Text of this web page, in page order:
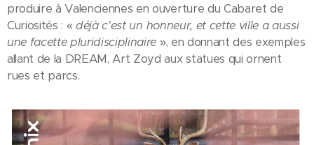
produire à Valenciennes en ouverture du Cabaret de
Curiosités : «déjà c'est un honneur, et cette ville a aussi
une facette pluridisciplinaire », en donnant des exemples
allant de la DREAM, Art Zoyd aux statues qui ornent
rues et parcs.